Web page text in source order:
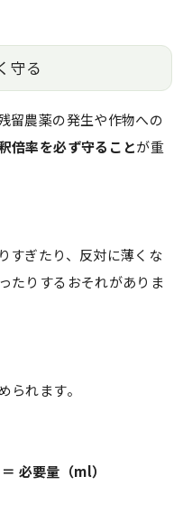
守る
留農薬の発生や作物への
倍率を必ず守ることが重
すぎたり、反対に薄くな
たりするおそれがありま
られます。
必要量（ml）